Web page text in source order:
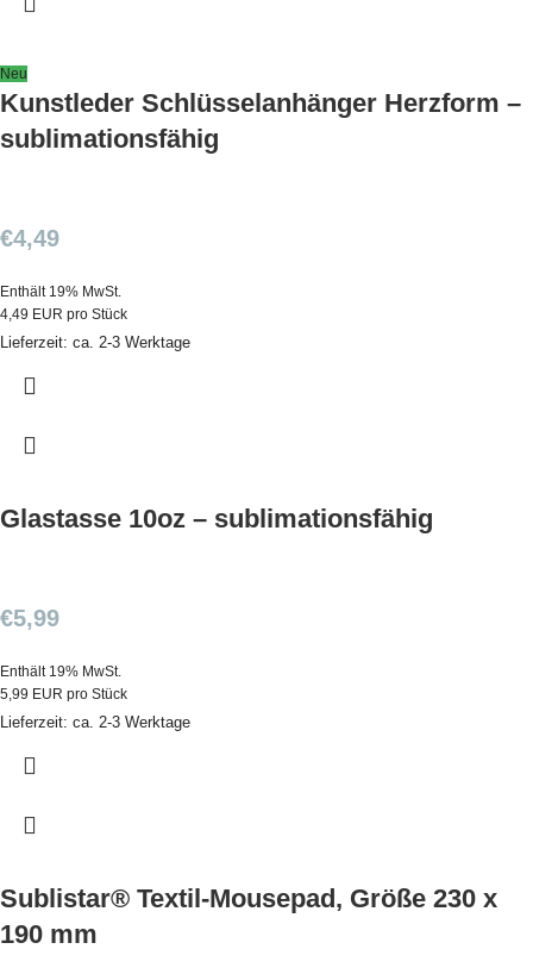
Neu
Kunstleder Schlüsselanhänger Herzform –
sublimationsfähig
€4,49
Enthält 19% MwSt.
4,49 EUR pro Stück
Lieferzeit: ca. 2-3 Werktage
Glastasse 10oz – sublimationsfähig
€5,99
Enthält 19% MwSt.
5,99 EUR pro Stück
Lieferzeit: ca. 2-3 Werktage
Sublistar® Textil-Mousepad, Größe 230 x
190 mm